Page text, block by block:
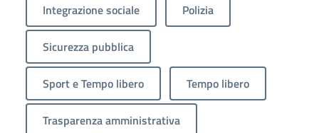
Integrazione sociale Polizia
Sicurezza pubblica
Sport e Tempo libero Tempo libero
Trasparenza amministrativa